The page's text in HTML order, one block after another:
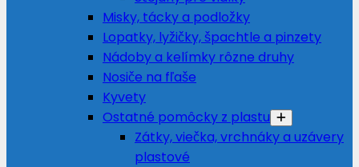
Misky, tácky a podložky
Lopatky, lyžičky, špachtle a pinzety
Nádoby a kelímky rôzne druhy
Nosiče na fľaše
Kyvety
Ostatné pomôcky z plastu
Zátky, viečka, vrchnáky a uzávery
plastové